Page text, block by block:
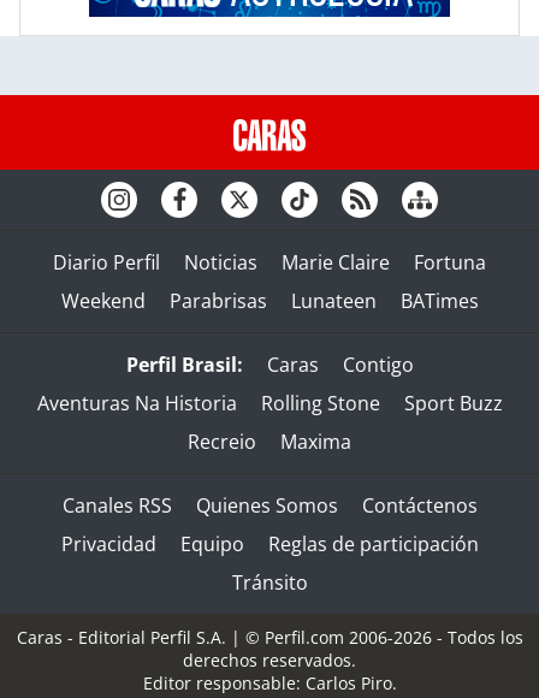
Diario Perfil Noticias Marie Claire
Fortuna
Weekend
Parabrisas Lunateen BATimes
Perfil Brasil: Caras
Contigo
Aventuras Na Historia
Rolling Stone
Sport Buzz
Recreio
Maxima
Canales RSS Quienes Somos
Contáctenos
Privacidad
Equipo
Reglas de participación
Tránsito
Caras - Editorial Perfil S.A. | © Perfil.com 2006-2026 - Todos los
derechos reservados.
Editor responsable: Carlos Piro.